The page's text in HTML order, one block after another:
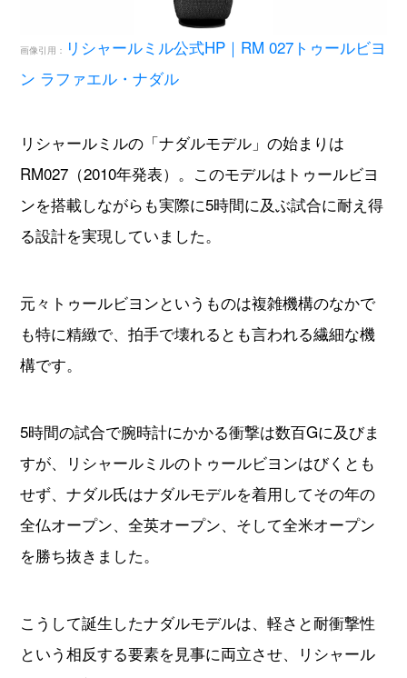
リシャールミルの「ナダルモデル」の始まりは
RM027（2010年発表）。このモデルはトゥールビヨ
ンを搭載しながらも実際に5時間に及ぶ試合に耐え得
元々トゥールビヨンというものは複雑機構のなかで
も特に精緻で、拍手で壊れるとも言われる繊細な機
構です。
5時間の試合で腕時計にかかる衝撃は数百Gに及びま
すが、リシャールミルのトゥールビヨンはびくとも
せず、ナダル氏はナダルモデルを着用してその年の
を勝ち抜きました。
こうして誕生したナダルモデルは、軽さと耐衝撃性
という相反する要素を見事に両立させ、リシャール
ミルの革新性を世に知らしめました。
その系譜を受け継ぎつつ、さらなる進化を遂げたの
が本記事で紹介する「リシャールミル オートマティ